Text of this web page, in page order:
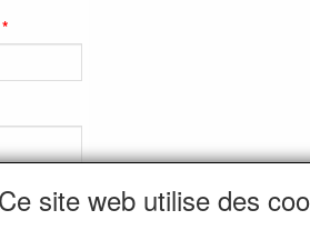
site web utilise des